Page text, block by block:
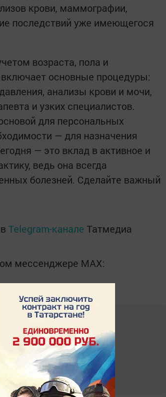
крови, маммографии,
последствий уже имеющегося
возраста, пола и
основные процедуры:
анализы крови и мочи,
и узких специалистов.
для персональных
— для назначения
— это вклад в активное и
ведь она всегда
болезней. Сделайте важный
Telegram-канале Татмедиа
мессенджере MАХ: